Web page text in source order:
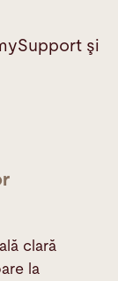
şi
clară
la